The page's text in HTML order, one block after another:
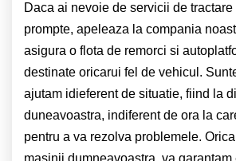
Daca ai nevoie de servicii de tractare
prompte, apeleaza la compania
asigura o flota de remorci si
destinate oricarui fel de vehicul.
ajutam idieferent de situatie, fiind la
duneavoastra, indiferent de ora la
pentru a va rezolva problemele.
masinii dumneavoastra, va garantam